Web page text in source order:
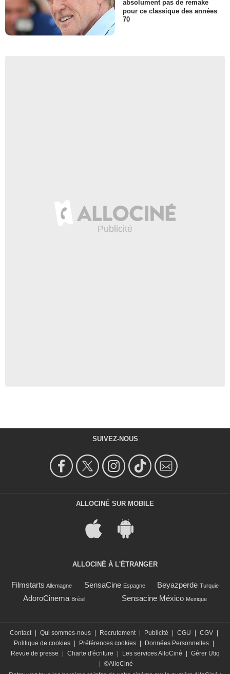
absolument pas de remake
pour ce classique des années
70
SUIVEZ-NOUS
ALLOCINÉ SUR MOBILE
ALLOCINÉ À L'ÉTRANGER
Filmstarts Allemagne SensaCine Espagne Beyazperde Turquie
AdoroCinema Brésil Sensacine México Mexique
Contact | Qui sommes-nous | Recrutement | Publicité | CGU | CGV |
Politique de cookies | Préférences cookies | Données Personnelles |
Revue de presse
| Charte d'écriture | Les services AlloCiné | Gérer Utiq
| ©AlloCiné